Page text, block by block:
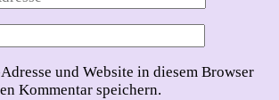
und Website in diesem Browser
Kommentar speichern.